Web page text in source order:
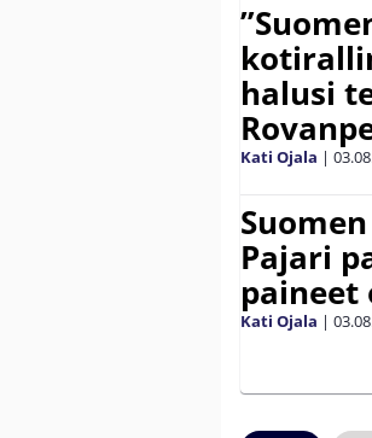
halusi
Kati Ojala |
Pajari
Kati Ojala |